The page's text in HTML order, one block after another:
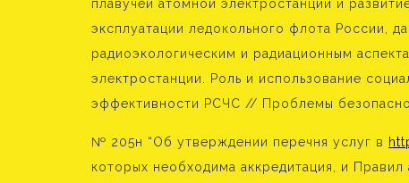
плавучей атомной электростанции и
эксплуатации ледокольного флота России,
радиоэкологическим и радиационным
электростанции. Роль и использование
эффективности РСЧС // Проблемы
№ 205н “Об утверждении перечня услуг в
которых необходима аккредитация, и